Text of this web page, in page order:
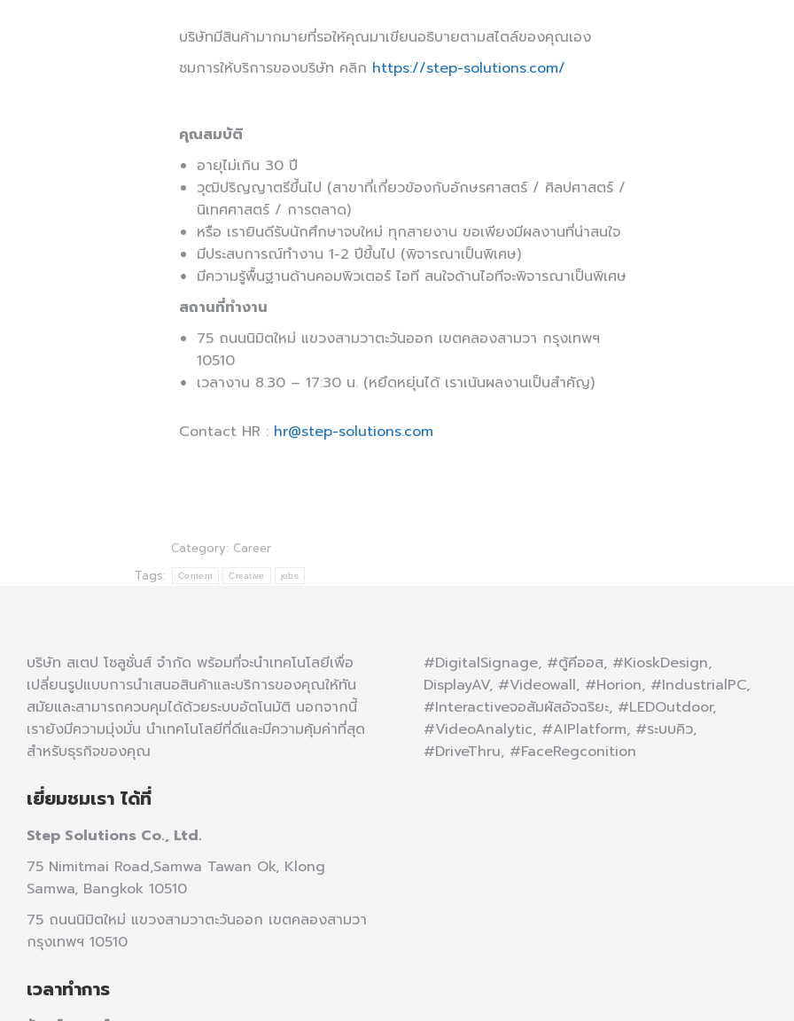
บริษัทมีสินค้ามากมายที่รอให้คุณมาเขียนอธิบายตามสไตล์ของคุณเอง
ชมการให้บริการของบริษัท คลิก https://step-solutions.com/
คุณสมบัติ
อายุไม่เกิน 30 ปี
วุฒิปริญญาตรีขึ้นไป (สาขาที่เกี่ยวข้องกับอักษรศาสตร์ / ศิลปศาสตร์ /
นิเทศศาสตร์ / การตลาด)
หรือ เรายินดีรับนักศึกษาจบใหม่ ทุกสายงาน ขอเพียงมีผลงานที่น่าสนใจ
มีประสบการณ์ทำงาน 1-2 ปีขึ้นไป (พิจารณาเป็นพิเศษ)
มีความรู้พื้นฐานด้านคอมพิวเตอร์ ไอที สนใจด้านไอทีจะพิจารณาเป็นพิเศษ
สถานที่ทำงาน
75 ถนนนิมิตใหม่ แขวงสามวาตะวันออก เขตคลองสามวา กรุงเทพฯ
10510
เวลางาน 8.30 – 17:30 น. (หยึดหยุ่นได้ เราเน้นผลงานเป็นสำคัญ)
Contact HR : hr@step-solutions.com
Category: Career
Tags:
Content Creative jobs
บริษัท สเตป โซลูชั่นส์ จำกัด พร้อมที่จะนำเทคโนโลยีเพื่อ
เปลี่ยนรูปแบบการนำเสนอสินค้าและบริการของคุณให้ทัน
สมัยและสามารถควบคุมได้ด้วยระบบอัตโนมัติ นอกจากนี้
เรายังมีความมุ่งมั่น นำเทคโนโลยีที่ดีและมีความคุ้มค่าที่สุด
สำหรับธุรกิจของคุณ
เยี่ยมชมเรา ได้ที่
Step Solutions Co., Ltd.
75 Nimitmai Road,Samwa Tawan Ok, Klong
Samwa, Bangkok 10510
75 ถนนนิมิตใหม่ แขวงสามวาตะวันออก เขตคลองสามวา
กรุงเทพฯ 10510
เวลาทำการ
#DigitalSignage, #ตู้คีออส, #KioskDesign,
DisplayAV, #Videowall, #Horion, #IndustrialPC,
#Interactiveจอสัมผัสอัจฉริยะ, #LEDOutdoor,
#VideoAnalytic, #AIPlatform, #ระบบคิว,
#DriveThru, #FaceRegconition